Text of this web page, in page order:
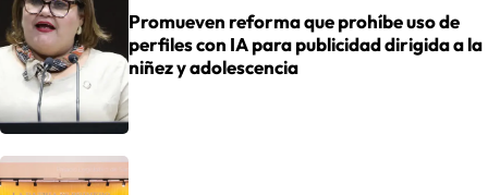
Promueven reforma que prohíbe uso de
perfiles con IA para publicidad dirigida a la
niñez y adolescencia